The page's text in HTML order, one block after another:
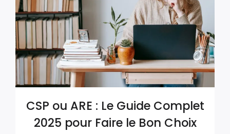
CSP ou ARE : Le Guide Complet
2025 pour Faire le Bon Choix